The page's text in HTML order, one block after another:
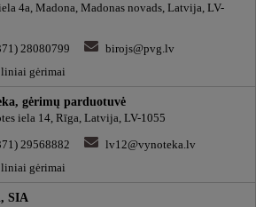
4a, Madona, Madonas novads, Latvija, LV-
28080799
birojs@pvg.lv
gėrimai
gėrimų parduotuvė
iela 14, Rīga, Latvija, LV-1055
29568882
lv12@vynoteka.lv
gėrimai
SIA